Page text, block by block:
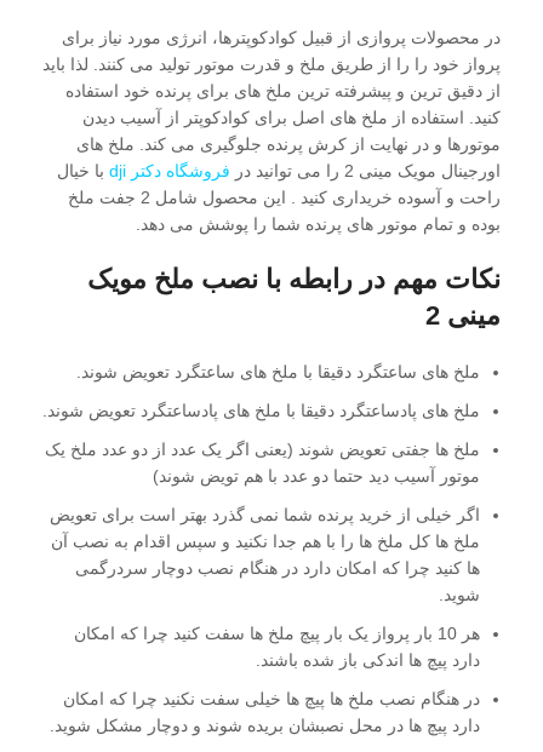
در محصولات پروازی از قبیل کوادکوپترها، انرژی مورد نیاز برای
پرواز خود را را از طریق ملخ و قدرت موتور تولید می کنند. لذا باید
از دقیق ترین و پیشرفته ترین ملخ های برای پرنده خود استفاده
کنید. استفاده از ملخ های اصل برای کوادکوپتر از آسیب دیدن
موتورها و در نهایت از کرش پرنده جلوگیری می کند. ملخ های
اورجینال مویک مینی 2 را می توانید در
فروشگاه دکتر dji
با خیال
راحت و آسوده خریداری کنید . این محصول شامل 2 جفت ملخ
بوده و تمام موتور های پرنده شما را پوشش می دهد.
نکات مهم در رابطه با نصب ملخ مویک
مینی 2
ملخ های ساعتگرد دقیقا با ملخ های ساعتگرد تعویض شوند.
ملخ های پادساعتگرد دقیقا با ملخ های پادساعتگرد تعویض شوند.
ملخ ها جفتی تعویض شوند (یعنی اگر یک عدد از دو عدد ملخ یک
موتور آسیب دید حتما دو عدد با هم تویض شوند)
اگر خیلی از خرید پرنده شما نمی گذرد بهتر است برای تعویض
ملخ ها کل ملخ ها را با هم جدا نکنید و سپس اقدام به نصب آن
ها کنید چرا که امکان دارد در هنگام نصب دوچار سردرگمی
شوید.
هر 10 بار پرواز یک بار پیچ ملخ ها سفت کنید چرا که امکان
دارد پیچ ها اندکی باز شده باشند.
در هنگام نصب ملخ ها پیچ ها خیلی سفت نکنید چرا که امکان
دارد پیچ ها در محل نصبشان بریده شوند و دوچار مشکل شوید.